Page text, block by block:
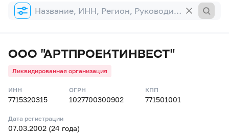
Форма
поиска
ООО "АРТПРОЕКТИНВЕСТ"
Ликвидированная организация
ИНН
7715320315
ОГРН
1027700300902
КПП
771501001
Дата регистрации
07.03.2002 (24 года)